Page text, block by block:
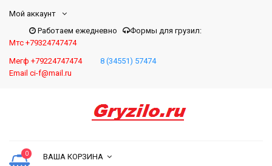
Мой аккаунт
Работаем ежедневно
Формы для грузил:
Мтс +79324747474
Мегф +79224747474
8 (34551) 57474
Email ci-f@mail.ru
0
ВАША КОРЗИНА